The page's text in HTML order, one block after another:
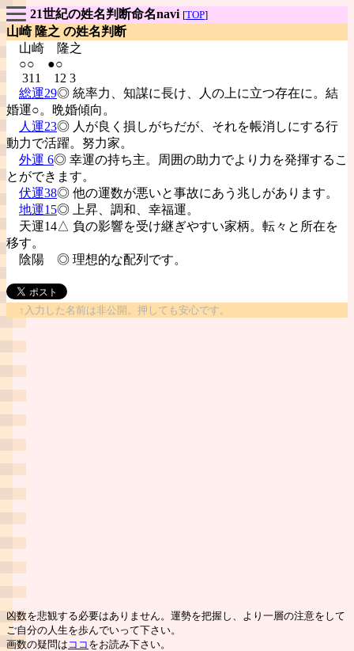
21世紀の姓名判断命名navi [TOP]
山崎 隆之 の姓名判断
山崎 隆之
○○ ●○
311 12 3
総運29◎ 統率力、知謀に長け、人の上に立つ存在に。結
婚運○。晩婚傾向。
人運23◎ 人が良く損しがちだが、それを帳消しにする行
動力で活躍。努力家。
外運 6◎ 幸運の持ち主。周囲の助力でより力を発揮するこ
とができます。
伏運38◎ 他の運数が悪いと事故にあう兆しがあります。
地運15◎ 上昇、調和、幸福運。
天運14△ 負の影響を受け継ぎやすい家柄。転々と所在を
移す。
陰陽 ◎ 理想的な配列です。
↑入力した名前は非公開。押しても安心です。
凶数を悲観する必要はありません。運勢を把握し、より一層の注意をして
ご自分の人生を歩んでいって下さい。
画数の疑問は ココ をお読み下さい。